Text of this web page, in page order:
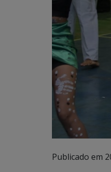
Publicado em